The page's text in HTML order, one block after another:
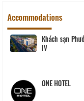
Accommodations
Khách sạn Cửu Long